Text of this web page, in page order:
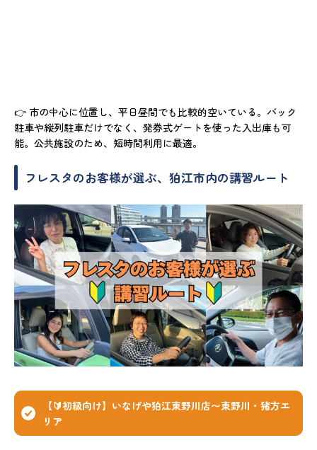
👉 市の中心に位置し、平日昼間でも比較的空いている。バック
駐車や縦列駐車だけでなく、発券式ゲートを使った入出庫も可
能。公共施設のため、短時間利用に最適。
フレスタのお客様が選ぶ、狛江市内の講習ルート
【🔰初級向け】いなげや狛江東野川店〜東野川・猪方エ
リア